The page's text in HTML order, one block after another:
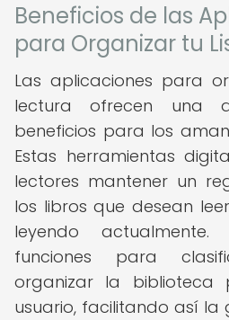
Beneficios de las
para Organizar tu
Las aplicaciones para
lectura ofrecen una
beneficios para los
Estas herramientas
lectores mantener un
los libros que desean
leyendo actualmente.
funciones para
organizar la biblioteca
usuario, facilitando así la